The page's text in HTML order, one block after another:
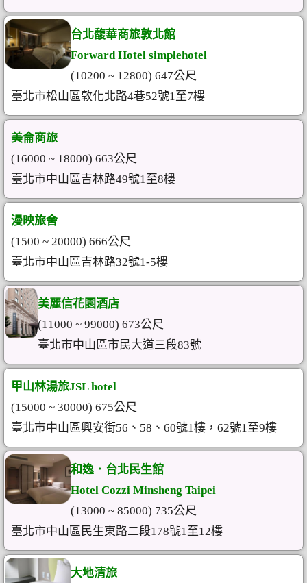
台北馥華商旅敦北館
Forward Hotel simplehotel
(10200 ~ 12800) 647公尺
臺北市松山區敦化北路4巷52號1至7樓
美侖商旅
(16000 ~ 18000) 663公尺
臺北市中山區吉林路49號1至8樓
漫映旅舍
(1500 ~ 20000) 666公尺
臺北市中山區吉林路32號1-5樓
美麗信花園酒店
(11000 ~ 99000) 673公尺
臺北市中山區市民大道三段83號
甲山林湯旅JSL hotel
(15000 ~ 30000) 675公尺
臺北市中山區興安街56、58、60號1樓，62號1至9樓
和逸．台北民生館
Hotel Cozzi Minsheng Taipei
(13000 ~ 85000) 735公尺
臺北市中山區民生東路二段178號1至12樓
大地清旅